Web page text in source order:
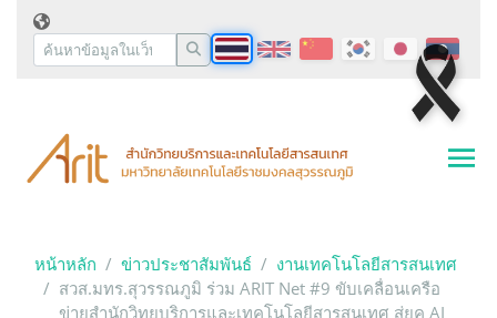
หน้าหลัก ข่าวประชาสัมพันธ์
งานเทคโนโลยีสารสนเทศ
สวส.มทร.สุวรรณภูมิ ร่วม ARIT Net #9 ขับเคลื่อนเครือ
ข่ายสำนักวิทยบริการและเทคโนโลยีสารสนเทศ สู่ยุค AI